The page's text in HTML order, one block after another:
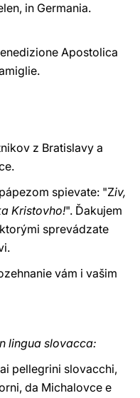
in Germania.
Apostolica
z Bratislavy a
spievate: "Ziv,
Kristovho!". Ďakujem
sprevádzate
vám i vašim
lingua slovacca:
pellegrini slovacchi,
da Michalovce e